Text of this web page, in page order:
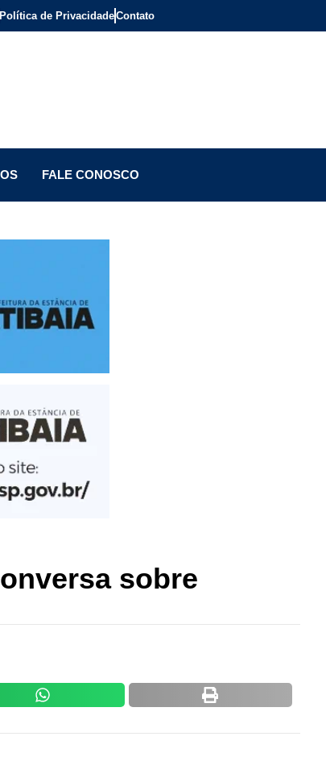
Política de PrivacidadeContato
FALE CONOSCO
sobre